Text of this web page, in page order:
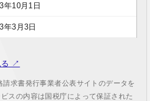
年10月1日
年3月3日
る ↗
求書発行事業者公表サイトのデータを
スの内容は国税庁によって保証された